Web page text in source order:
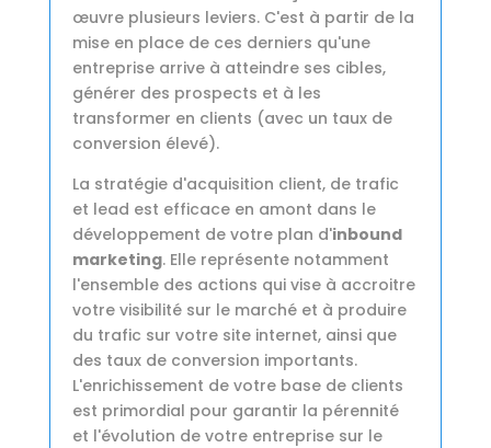
œuvre plusieurs leviers. C'est à partir de la
mise en place de ces derniers qu'une
entreprise arrive à atteindre ses cibles,
générer des prospects et à les
transformer en clients (avec un taux de
conversion élevé).
La stratégie d'acquisition client, de trafic
et lead est efficace en amont dans le
développement de votre plan d'inbound
marketing. Elle représente notamment
l'ensemble des actions qui vise à accroitre
votre visibilité sur le marché et à produire
du trafic sur votre site internet, ainsi que
des taux de conversion importants.
L'enrichissement de votre base de clients
est primordial pour garantir la pérennité
et l'évolution de votre entreprise sur le